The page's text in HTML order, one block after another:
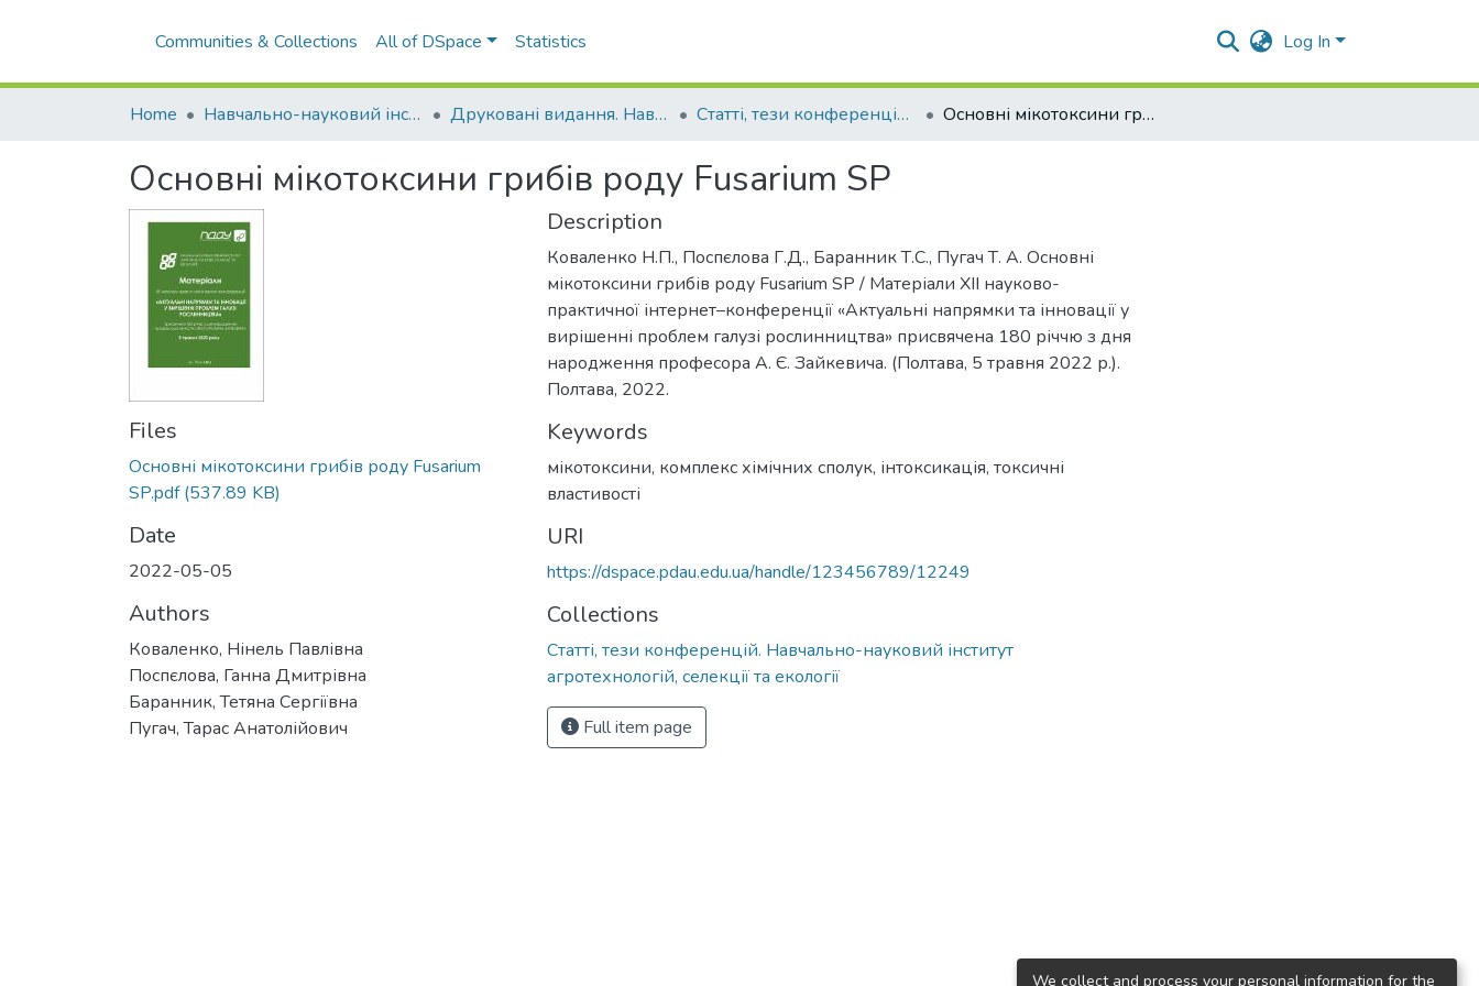
Communities & Collections All of DSpace Statistics Log In
Home Навчально-науковий інститут агротехнологій, селекції та екології Друковані видання. Навчально-науковий інститут агротехнологій, селекції та екології Статті, тези конференцій. Навчально-науковий інститут агротехнологій, селекції та екології Основні мікотоксини грибів роду Fusarium SP
Основні мікотоксини грибів роду Fusarium SP
Files
Основні мікотоксини грибів роду Fusarium
SP.pdf(537.89 KB)
Date
2022-05-05
Authors
Коваленко, Нінель Павлівна
Поспєлова, Ганна Дмитрівна
Баранник, Тетяна Сергіївна
Пугач, Тарас Анатолійович
Description
Коваленко Н.П., Поспєлова Г.Д., Баранник Т.С., Пугач Т. А. Основні
мікотоксини грибів роду Fusarium SP / Матеріали ХІI науково-
практичної інтернет–конференції «Актуальні напрямки та інновації у
вирішенні проблем галузі рослинництва» присвячена 180 річчю з дня
народження професора А. Є. Зайкевича. (Полтава, 5 травня 2022 р.).
Полтава, 2022.
Keywords
мікотоксини, комплекс хімічних сполук, інтоксикація, токсичні
властивості
URI
https://dspace.pdau.edu.ua/handle/123456789/12249
Collections
Статті, тези конференцій. Навчально-науковий інститут
агротехнологій, селекції та екології
Full item page
We collect and process your personal information for the